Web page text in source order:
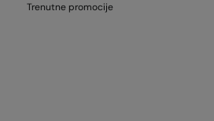
Trenutne promocije